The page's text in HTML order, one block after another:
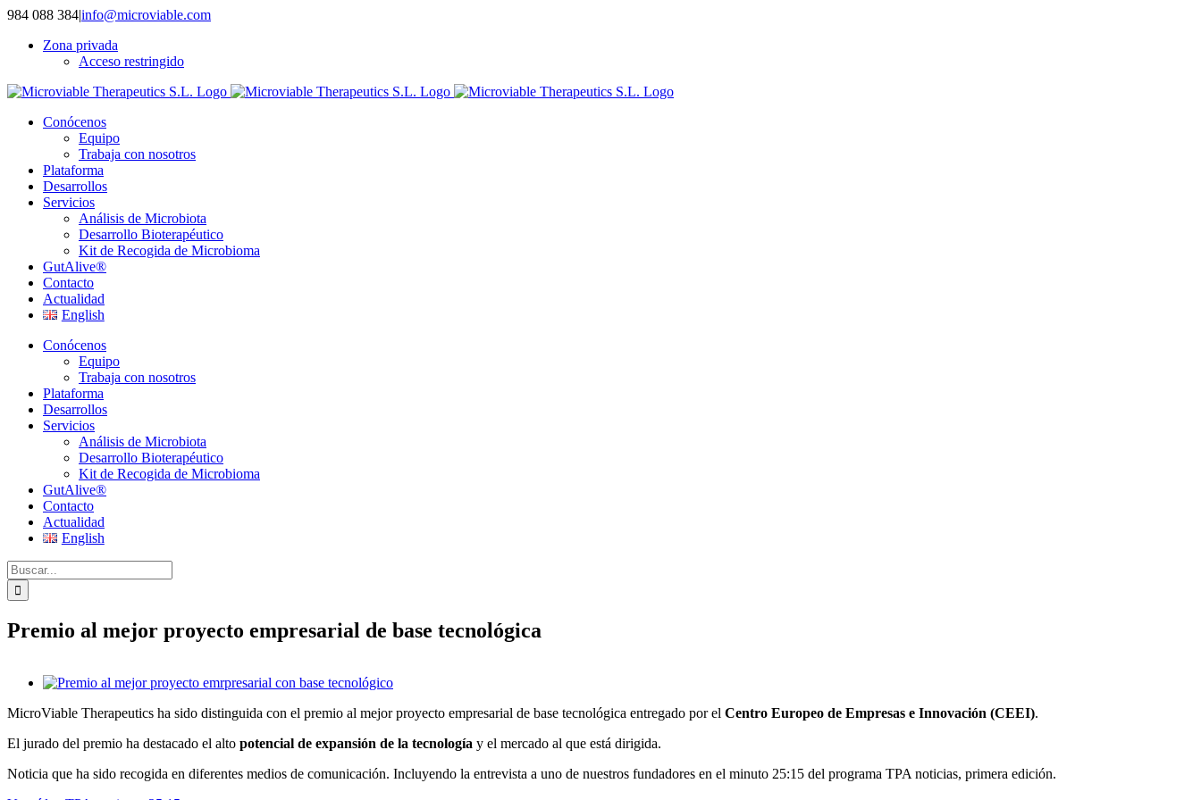
Saltar
contenido
984 088 384|info@microviable.com
Zona privada
Acceso restringido
Conócenos
Equipo
Trabaja con nosotros
Plataforma
Desarrollos
Servicios
Análisis de Microbiota
Desarrollo Bioterapéutico
Kit de Recogida de Microbioma
GutAlive®
Contacto
Actualidad
English
Conócenos
Equipo
Trabaja con nosotros
Plataforma
Desarrollos
Servicios
Análisis de Microbiota
Desarrollo Bioterapéutico
Kit de Recogida de Microbioma
GutAlive®
Contacto
Actualidad
English
Buscar:
Premio al mejor proyecto empresarial de base tecnológica
Ver
más
MicroViable Therapeutics ha sido distinguida con el premio al mejor proyecto empresarial de base tecnológica entregado por el Centro Europeo de Empresas e Innovación (CEEI).
El jurado del premio ha destacado el alto potencial de expansión de la tecnología y el mercado al que está dirigida.
Noticia que ha sido recogida en diferentes medios de comunicación. Incluyendo la entrevista a uno de nuestros fundadores en el minuto 25:15 del programa TPA noticias, primera edición.